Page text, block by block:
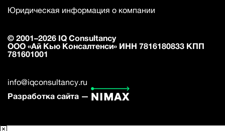
Юридическая информация о компании
© 2001–2026 IQ Consultancy
ООО «Ай Кью Консалтенси» ИНН 7816180833 КПП
781601001
info@iqconsultancy.ru
Разработка сайта —